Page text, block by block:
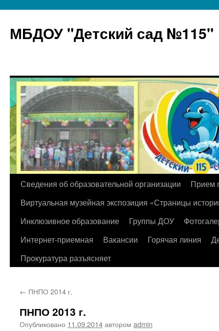
МБДОУ "Детский сад №115"
Перейти
содержимому
Сведения об образовательной организации
Прием
Виртуальная музейная экспозиция «Страницы
Инклюзивное образование
Группы ДОУ
Интернет-приемная
Вакансии Горячая линия
Прокуратура разъясняет
← ПНПО 2014 г.
ПНПО 2013 г.
Опубликовано 11.09.2014автором admin